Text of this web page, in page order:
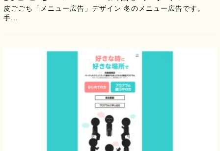
皮ごごち「メニュー広告」デザイン 冬のメニュー広告です。
手...